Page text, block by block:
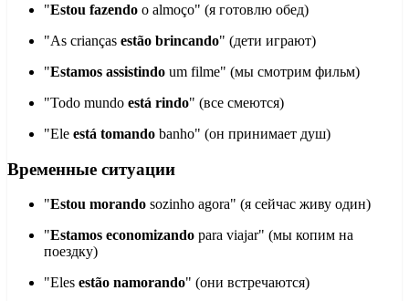
"Estou fazendo o almoço" (я готовлю обед)
"As crianças estão brincando" (дети играют)
"Estamos assistindo um filme" (мы смотрим фильм)
"Todo mundo está rindo" (все смеются)
"Ele está tomando banho" (он принимает душ)
Временные ситуации
"Estou morando sozinho agora" (я сейчас живу один)
"Estamos economizando para viajar" (мы копим на
поездку)
"Eles estão namorando" (они встречаются)